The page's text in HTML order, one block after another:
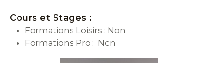
Cours et Stages :
Formations Loisirs : Non
Formations Pro : Non